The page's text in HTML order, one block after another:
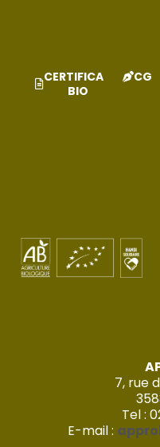
CERTIFICAT
BIO
CGV
7, rue
Tel :
E-mail :